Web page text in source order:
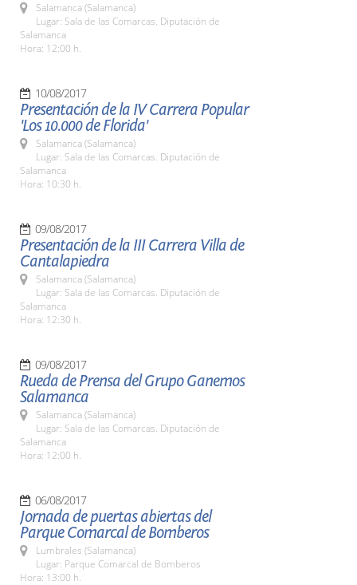
Salamanca (Salamanca)
Lugar: Sala de las Comarcas. Diputación de
Salamanca
Hora: 12:00 h.
10/08/2017
Presentación de la IV Carrera Popular
'Los 10.000 de Florida'
Salamanca (Salamanca)
Lugar: Sala de las Comarcas. Diputación de
Salamanca
Hora: 10:30 h.
09/08/2017
Presentación de la III Carrera Villa de
Cantalapiedra
Salamanca (Salamanca)
Lugar: Sala de las Comarcas. Diputación de
Salamanca
Hora: 12:30 h.
09/08/2017
Rueda de Prensa del Grupo Ganemos
Salamanca
Salamanca (Salamanca)
Lugar: Sala de las Comarcas. Diputación de
Salamanca
Hora: 12:00 h.
06/08/2017
Jornada de puertas abiertas del
Parque Comarcal de Bomberos
Lumbrales (Salamanca)
Lugar: Parque Comarcal de Bomberos
Hora: 13:00 h.